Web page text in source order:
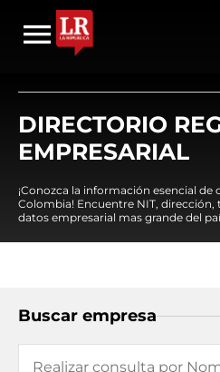
DIRECTORIO
EMPRESARIAL
¡Conozca la información esencial de
Colombia! Encuentre NIT, dirección,
datos empresarial mas grande del
Buscar empresa